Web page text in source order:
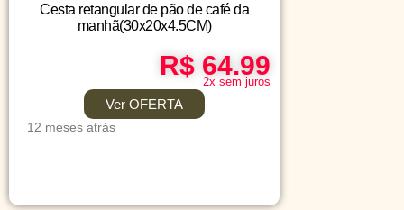
Cesta retangular de pão de café da
manhã(30x20x4.5CM)
R$ 64.99
2x sem juros
Ver OFERTA
12 meses atrás